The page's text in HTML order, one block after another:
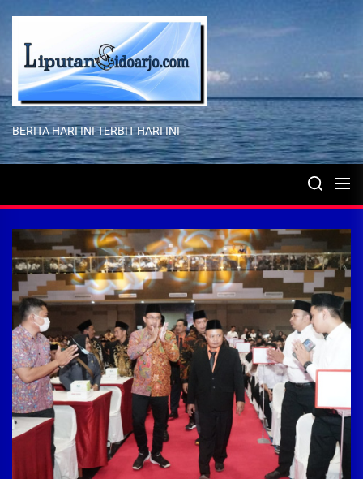
content
BERITA HARI INI TERBIT HARI INI